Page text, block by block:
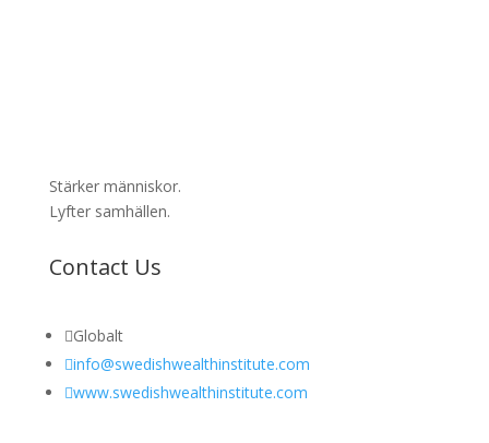
Stärker människor.
Lyfter samhällen.
Contact Us
Globalt
info@swedishwealthinstitute.com
www.swedishwealthinstitute.com